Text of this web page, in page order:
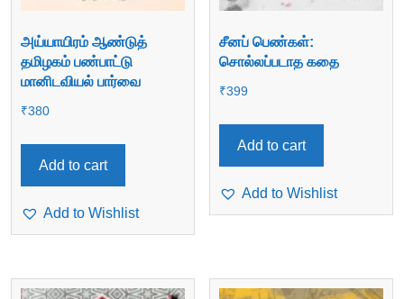
அய்யாயிரம் ஆண்டுத்
தமிழகம் பண்பாட்டு
மானிடவியல் பார்வை
₹380
Add to cart
Add to Wishlist
சீனப் பெண்கள்:
சொல்லப்படாத கதை
₹399
Add to cart
Add to Wishlist